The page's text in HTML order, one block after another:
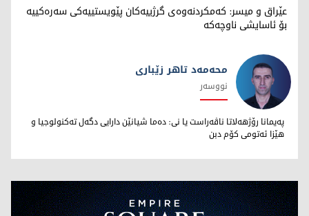
عێراق و میسر: کەمکردنەوەی گرژییەکان پێویستییەکی سەرەکییە
بۆ ئاسایشی ناوچەکە
محەمەد تاهر زێبارى
محەمەد تاهر زێبارى
نووسەر
پەیمانا رۆژهەلاتا ناڤەراست یا نى: دەما شیانێن دارایى دگەل تەکنولوجیا و
هێزا ئەتومى کۆم دبن